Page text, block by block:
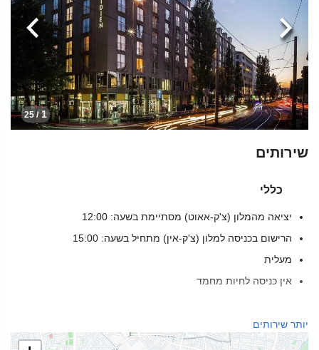
1
/ 25
הקודמת הבא
שירותים
כללי
יציאה מהמלון (צ'ק-אאוט) מסתיימת בשעה: 12:00
הרישום בכניסה למלון (צ'ק-אין) מתחיל בשעה: 15:00
מעלית
אין כניסה לחיות מחמד
ספא
יותר שירותים